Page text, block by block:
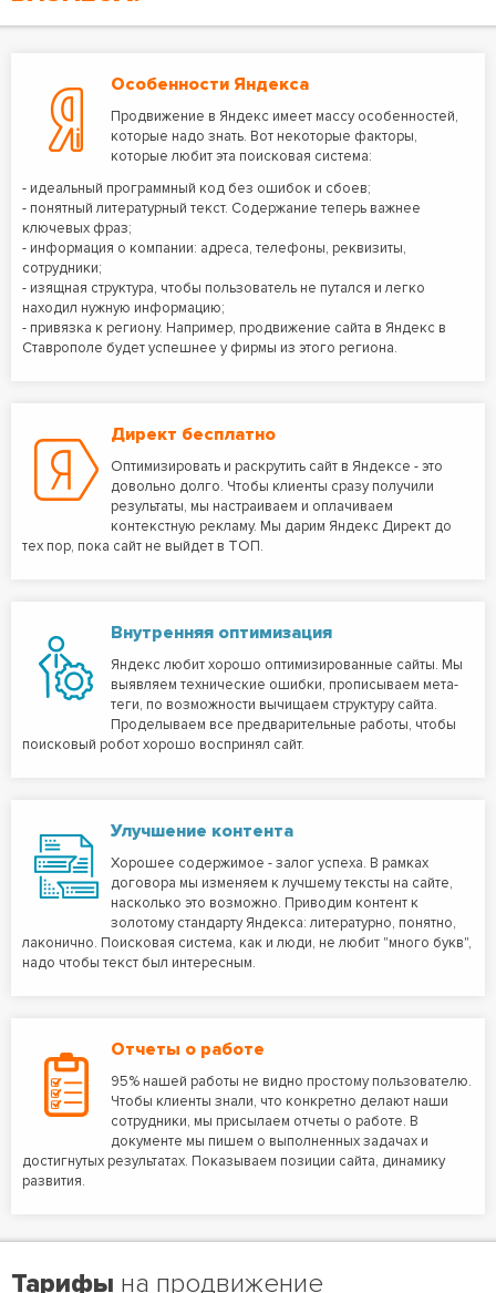
Особенности Яндекса
Продвижение в Яндекс имеет массу особенностей,
которые надо знать. Вот некоторые факторы,
которые любит эта поисковая система:
- идеальный программный код без ошибок и сбоев;
- понятный литературный текст. Содержание теперь важнее
ключевых фраз;
- информация о компании: адреса, телефоны, реквизиты,
сотрудники;
- изящная структура, чтобы пользователь не путался и легко
находил нужную информацию;
- привязка к региону. Например, продвижение сайта в Яндекс в
Ставрополе будет успешнее у фирмы из этого региона.
Директ бесплатно
Оптимизировать и раскрутить сайт в Яндексе - это
довольно долго. Чтобы клиенты сразу получили
результаты, мы настраиваем и оплачиваем
контекстную рекламу. Мы дарим Яндекс Директ до
тех пор, пока сайт не выйдет в ТОП.
Внутренняя оптимизация
Яндекс любит хорошо оптимизированные сайты. Мы
выявляем технические ошибки, прописываем мета-
теги, по возможности вычищаем структуру сайта.
Проделываем все предварительные работы, чтобы
поисковый робот хорошо воспринял сайт.
Улучшение контента
Хорошее содержимое - залог успеха. В рамках
договора мы изменяем к лучшему тексты на сайте,
насколько это возможно. Приводим контент к
золотому стандарту Яндекса: литературно, понятно,
лаконично. Поисковая система, как и люди, не любит "много букв",
надо чтобы текст был интересным.
Отчеты о работе
95% нашей работы не видно простому пользователю.
Чтобы клиенты знали, что конкретно делают наши
сотрудники, мы присылаем отчеты о работе. В
документе мы пишем о выполненных задачах и
достигнутых результатах. Показываем позиции сайта, динамику
развития.
Тарифы на продвижение